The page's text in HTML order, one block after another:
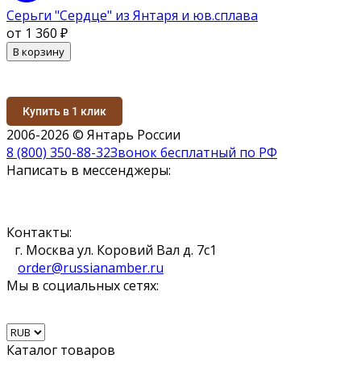
Серьги "Сердце" из Янтаря и юв.сплава
от 1 360 ₽
В корзину
Купить в 1 клик
2006-2026 © Янтарь России
8 (800) 350-88-32Звонок бесплатный по РФ
Написать в мессенджеры:
Контакты:
г. Москва ул. Коровий Вал д. 7с1
order@russianamber.ru
Мы в социальных сетях:
Каталог товаров